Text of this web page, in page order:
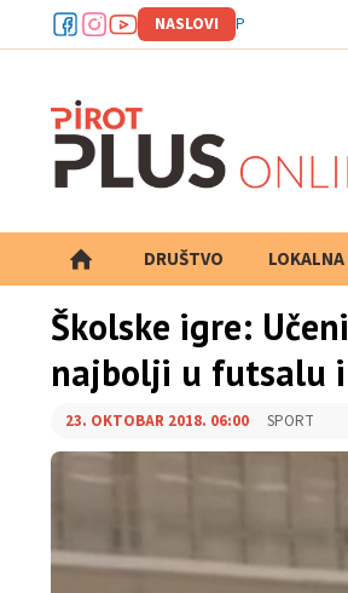
NASLOVI Prof. dr Petar
DRUŠTVO
Školske igre:
najbolji u futsalu
23. OKTOBAR 2018. 06:00 SPORT